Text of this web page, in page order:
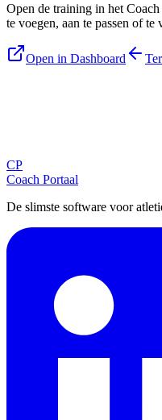
Open de training in het
te voegen, aan te passen of te
Open in Dashboard
CP
Coach Portaal
De slimste software voor